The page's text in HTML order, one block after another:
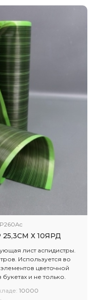
P260Ac
Х 10ЯРД
лист аспидистры.
Используется во
цветочной
и не только.
10000